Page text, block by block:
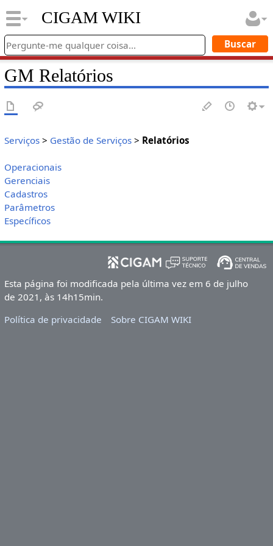
CIGAM WIKI
GM Relatórios
Serviços> Gestão de Serviços> Relatórios
Operacionais
Gerenciais
Cadastros
Parâmetros
Específicos
Esta página foi modificada pela última vez em 6 de julho
de 2021, às 14h15min.
Política de privacidade
Sobre CIGAM WIKI